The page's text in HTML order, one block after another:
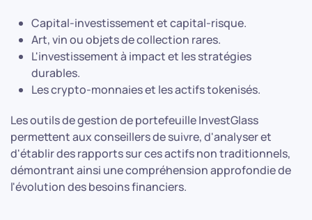
Capital-investissement et capital-risque.
Art, vin ou objets de collection rares.
L'investissement à impact et les stratégies
durables.
Les crypto-monnaies et les actifs tokenisés.
Les outils de gestion de portefeuille InvestGlass
permettent aux conseillers de suivre, d'analyser et
d'établir des rapports sur ces actifs non traditionnels,
démontrant ainsi une compréhension approfondie de
l'évolution des besoins financiers.